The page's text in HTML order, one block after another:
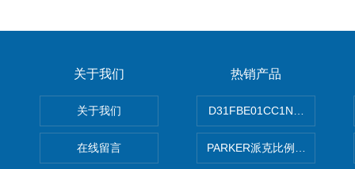
关于我们
关于我们
在线留言
热销产品
PARKER派克比例阀 柱塞泵